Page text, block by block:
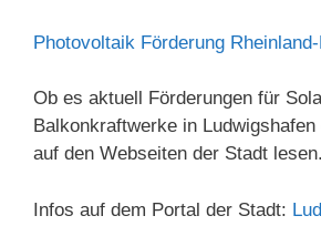
Photovoltaik Förderung
Ob es aktuell Förderungen für
Balkonkraftwerke in
auf den Webseiten der Stadt lesen.
Infos auf dem Portal der Stadt: